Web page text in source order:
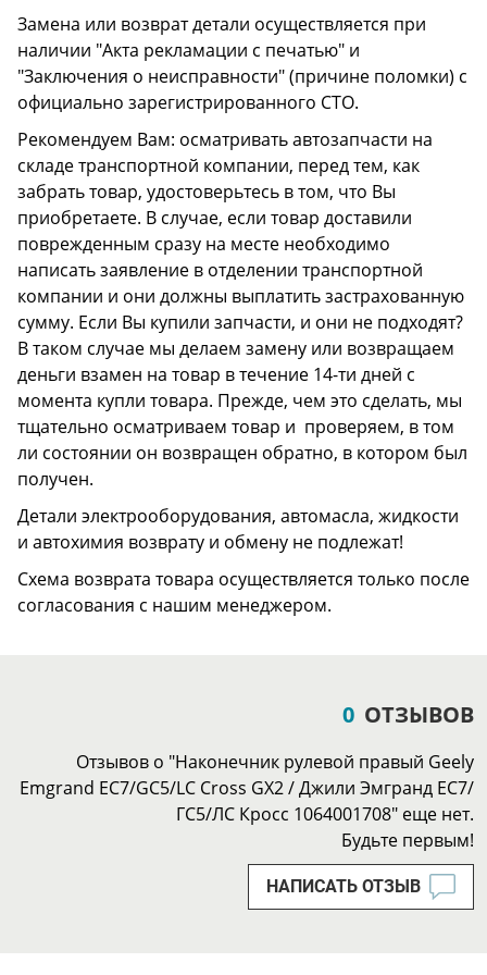
Замена или возврат детали осуществляется при
наличии "Акта рекламации с печатью" и
"Заключения о неисправности" (причине поломки) с
официально зарегистрированного СТО.
Рекомендуем Вам: осматривать автозапчасти на
складе транспортной компании, перед тем, как
забрать товар, удостоверьтесь в том, что Вы
приобретаете. В случае, если товар доставили
поврежденным сразу на месте необходимо
написать заявление в отделении транспортной
компании и они должны выплатить застрахованную
сумму. Если Вы купили запчасти, и они не подходят?
В таком случае мы делаем замену или возвращаем
деньги взамен на товар в течение 14-ти дней с
момента купли товара. Прежде, чем это сделать, мы
тщательно осматриваем товар и проверяем, в том
ли состоянии он возвращен обратно, в котором был
получен.
Детали электрооборудования, автомасла, жидкости
и автохимия возврату и обмену не подлежат!
Схема возврата товара осуществляется только после
согласования с нашим менеджером.
0 ОТЗЫВОВ
Отзывов о "Наконечник рулевой правый Geely
Emgrand EC7/GC5/LC Cross GX2 / Джили Эмгранд ЕС7/
ГС5/ЛС Кросс 1064001708" еще нет.
Будьте первым!
НАПИСАТЬ ОТЗЫВ